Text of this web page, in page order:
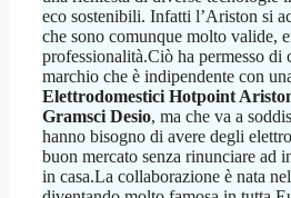
eco sostenibili. Infatti l’Ariston si
che sono comunque molto valide,
professionalità.Ciò ha permesso di
marchio che è indipendente con
Elettrodomestici Hotpoint
Gramsci Desio, ma che va a
hanno bisogno di avere degli
buon mercato senza rinunciare ad
in casa.La collaborazione è nata